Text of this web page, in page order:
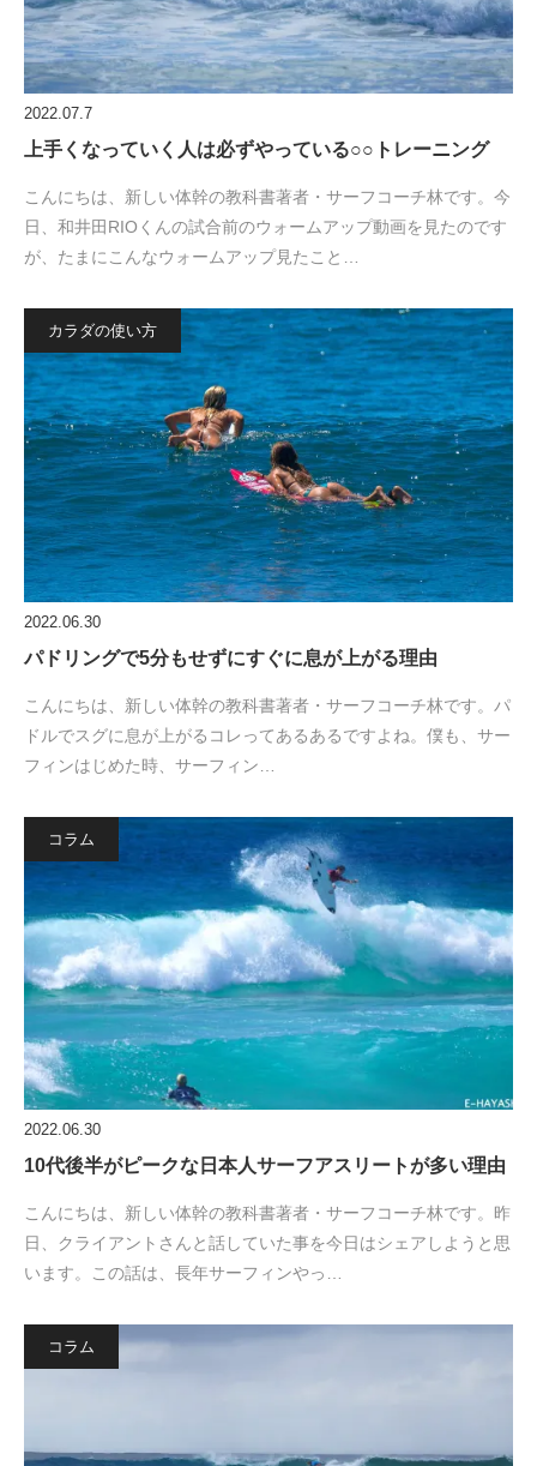
2022.07.7
上手くなっていく人は必ずやっている○○トレーニング
こんにちは、新しい体幹の教科書著者・サーフコーチ林です。今
日、和井田RIOくんの試合前のウォームアップ動画を見たのです
が、たまにこんなウォームアップ見たこと…
カラダの使い方
2022.06.30
パドリングで5分もせずにすぐに息が上がる理由
こんにちは、新しい体幹の教科書著者・サーフコーチ林です。パ
ドルでスグに息が上がるコレってあるあるですよね。僕も、サー
フィンはじめた時、サーフィン…
コラム
2022.06.30
10代後半がピークな日本人サーフアスリートが多い理由
こんにちは、新しい体幹の教科書著者・サーフコーチ林です。昨
日、クライアントさんと話していた事を今日はシェアしようと思
います。この話は、長年サーフィンやっ…
コラム